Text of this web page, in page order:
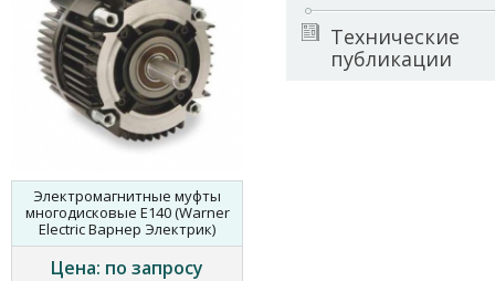
Электромагнитные муфты
многодисковые Е140 (Warner
Electric Варнер Электрик)
Цена: по запросу
Технические
публикации